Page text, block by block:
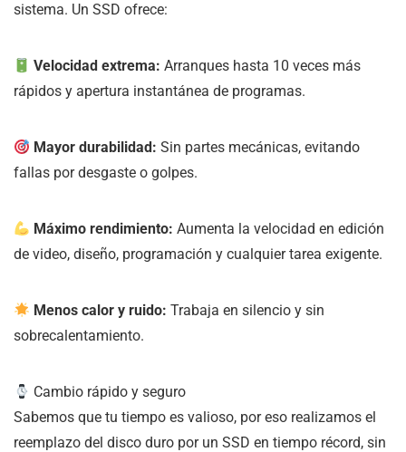
sistema. Un SSD ofrece:
Velocidad extrema: Arranques hasta 10 veces más
rápidos y apertura instantánea de programas.
Mayor durabilidad: Sin partes mecánicas, evitando
fallas por desgaste o golpes.
Máximo rendimiento: Aumenta la velocidad en edición
de video, diseño, programación y cualquier tarea exigente.
Menos calor y ruido: Trabaja en silencio y sin
sobrecalentamiento.
Cambio rápido y seguro
Sabemos que tu tiempo es valioso, por eso realizamos el
reemplazo del disco duro por un SSD en tiempo récord, sin